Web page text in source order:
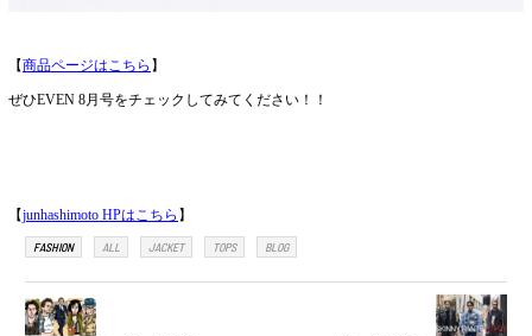
【商品ページはこちら 】
ぜひEVEN 8月号をチェックしてみてください！！
【junhashimoto HPはこちら 】
FASHION ALL JACKET TOPS BLOG